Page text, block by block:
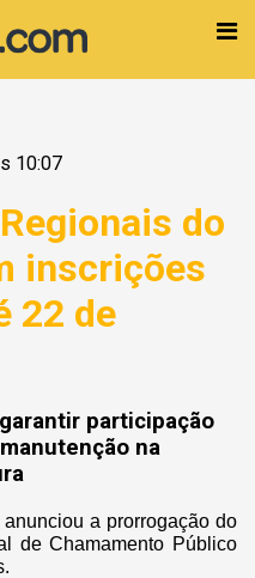
10:07
do
inscrições
22 de
participação
na
a prorrogação do
de Chamamento Público